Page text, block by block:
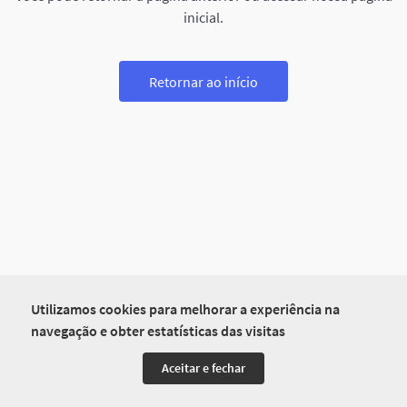
Utilizamos cookies para melhorar a experiência na
navegação e obter estatísticas das visitas
Aceitar e fechar
inicial.
Retornar ao início